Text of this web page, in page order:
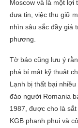
Moscow và là một lợi
đưa tin, việc thu giữ
nhìn sâu sắc đầy giá
phương.
Tờ báo cũng lưu ý
phá bí mật kỹ thuật
Lạnh bị thất bại
đảo người Romania
1987, được cho là
KGB phanh phui và